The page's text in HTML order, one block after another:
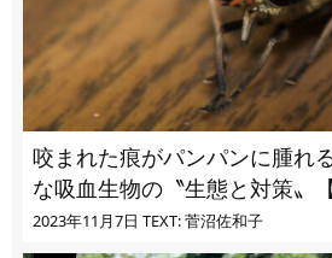
咬まれた痕がパンパンに腫
な吸血生物の〝生態と対策
ユ・ヌカカ】
2023年11月7日 TEXT: 菅沼佐和子